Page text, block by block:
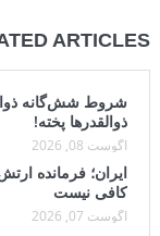
ARTICLES
شروط شش‌گانه
ذوالقدرها پخته!
آگوست 08, 2026
ایران؛ فرمانده
کافی نیست
آگوست 07, 2026